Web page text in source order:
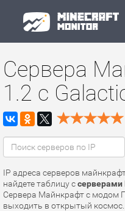
Сервера
1.2 с
IP адреса серверов
найдете таблицу ссерверами
Сервера Майнкрафт с модом
выходить в открытый